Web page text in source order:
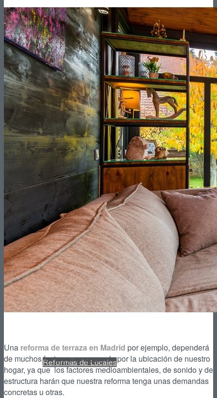
Reformas de Baños
Reformas de Terrazas
Reformas de Jardines
Reformas de Patios
Reformas de Piscinas
Reformas de Portales
Reformas de Locales
Una reforma de terraza en Madrid por ejemplo, dependerá
de muchos factores, empezando por la ubicación de nuestro
hogar, ya que los factores medioambientales, de sonido y de
estructura harán que nuestra reforma tenga unas demandas
concretas u otras.